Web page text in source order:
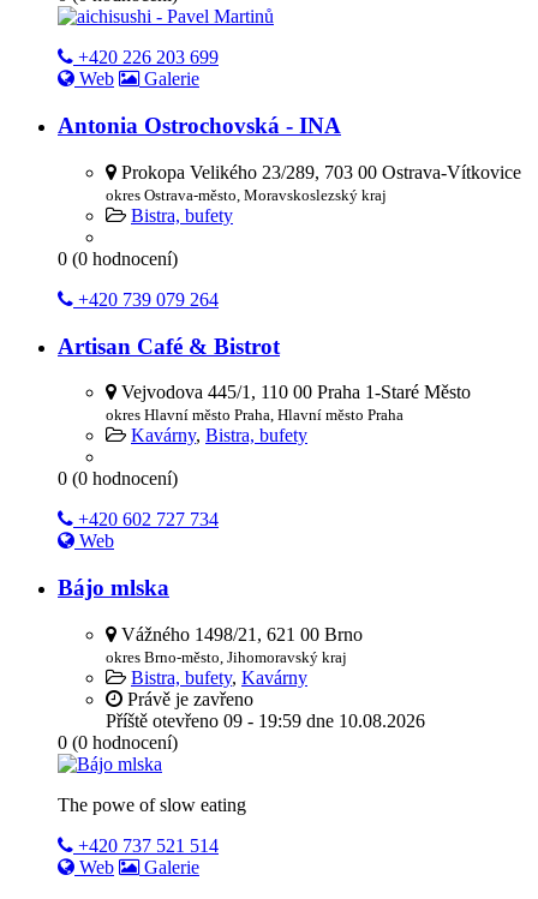
+420 226 203 699
Web
Galerie
Antonia Ostrochovská - INA
Prokopa Velikého 23/289, 703 00 Ostrava-Vítkovice
okres Ostrava-město, Moravskoslezský kraj
Bistra, bufety
0 (0 hodnocení)
+420 739 079 264
Artisan Café & Bistrot
Vejvodova 445/1, 110 00 Praha 1-Staré Město
okres Hlavní město Praha, Hlavní město Praha
Kavárny, Bistra, bufety
0 (0 hodnocení)
+420 602 727 734
Web
Bájo mlska
Vážného 1498/21, 621 00 Brno
okres Brno-město, Jihomoravský kraj
Bistra, bufety, Kavárny
Právě je zavřeno
Příště otevřeno 09 - 19:59 dne 10.08.2026
0 (0 hodnocení)
The powe of slow eating
+420 737 521 514
Web
Galerie